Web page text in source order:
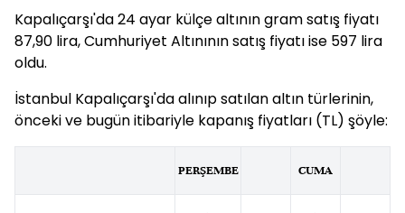
Kapalıçarşı'da 24 ayar külçe altının gram satış fiyatı
87,90 lira, Cumhuriyet Altınının satış fiyatı ise 597 lira
oldu.
İstanbul Kapalıçarşı'da alınıp satılan altın türlerinin,
önceki ve bugün itibariyle kapanış fiyatları (TL) şöyle:
PERŞEMBE CUMA